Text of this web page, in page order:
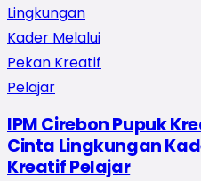
IPM Cirebon Pupuk
Cinta Lingkungan
Kreatif Pelajar